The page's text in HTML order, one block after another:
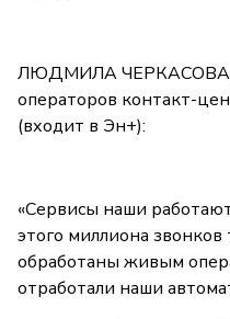
ЛЮДМИЛА ЧЕРКАСОВА,
операторов контакт-
(входит в Эн+):
«Сервисы наши
этого миллиона
обработаны живым
отработали наши